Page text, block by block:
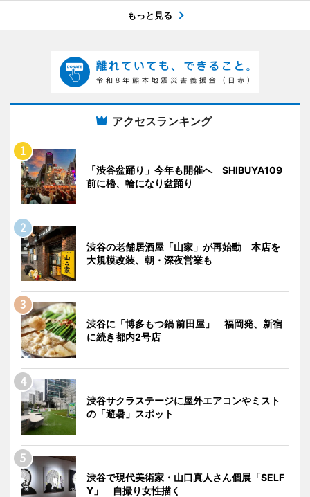
もっと見る
アクセスランキング
「渋谷盆踊り」今年も開催へ SHIBUYA109
前に櫓、輪になり盆踊り
渋谷の老舗居酒屋「山家」が再始動 本店を
大規模改装、朝・深夜営業も
渋谷に「博多もつ鍋 前田屋」 福岡発、新宿
に続き都内2号店
渋谷サクラステージに屋外エアコンやミスト
の「避暑」スポット
渋谷で現代美術家・山口真人さん個展「SELF
Y」 自撮り女性描く